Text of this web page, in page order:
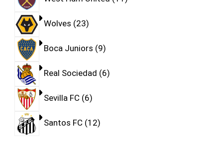
Wolves 23
Boca Juniors 9
Real Sociedad 6
Sevilla FC 6
Santos FC 12